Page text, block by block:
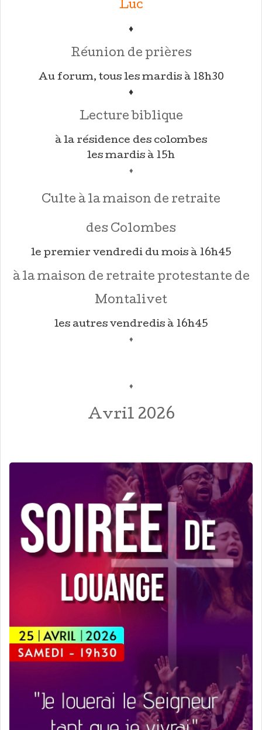
Luc
♦
Réunion de prières
Au forum, tous les mardis à 18h30
♦
Lecture biblique
à la résidence des colombes
les mardis à 15h
♦
Culte à la maison de retraite
des Colombes
le premier vendredi du mois à 16h45
à la maison de retraite protestante de
Montalivet
les autres vendredis à 16h45
♦
♦
Avril 2026